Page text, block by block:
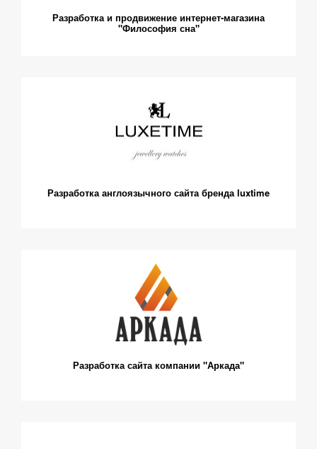
Разработка и продвижение интернет-магазина
"Философия сна"
Разработка англоязычного сайта бренда luxtime
Разработка сайта компании "Аркада"